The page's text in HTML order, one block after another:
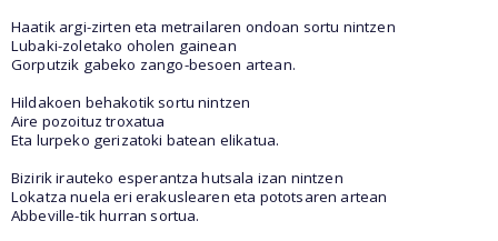
Haatik argi-zirten eta metrailaren ondoan sortu nintzen
Lubaki-zoletako oholen gainean
Gorputzik gabeko zango-besoen artean.
Hildakoen behakotik sortu nintzen
Aire pozoituz troxatua
Eta lurpeko gerizatoki batean elikatua.
Bizirik irauteko esperantza hutsala izan nintzen
Lokatza nuela eri erakuslearen eta pototsaren artean
Abbeville-tik hurran sortua.